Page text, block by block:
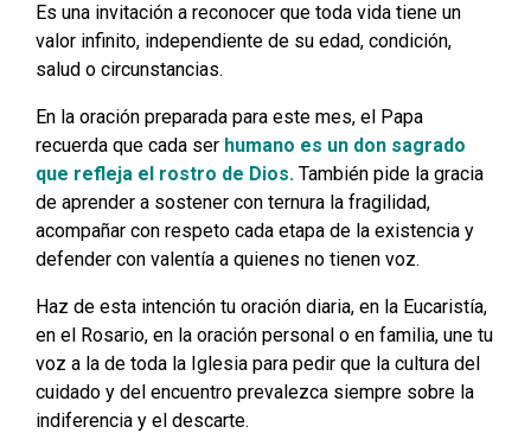
Es una invitación a reconocer que toda vida tiene un
valor infinito, independiente de su edad, condición,
salud o circunstancias.
En la oración preparada para este mes, el Papa
recuerda que cada ser humano es un don sagrado
que refleja el rostro de Dios. También pide la gracia
de aprender a sostener con ternura la fragilidad,
acompañar con respeto cada etapa de la existencia y
defender con valentía a quienes no tienen voz.
Haz de esta intención tu oración diaria, en la Eucaristía,
en el Rosario, en la oración personal o en familia, une tu
voz a la de toda la Iglesia para pedir que la cultura del
cuidado y del encuentro prevalezca siempre sobre la
indiferencia y el descarte.